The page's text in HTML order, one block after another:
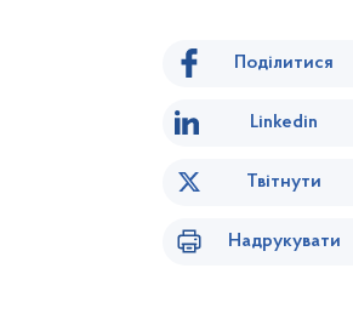
Поділитися
Linkedin
Твітнути
Надрукувати